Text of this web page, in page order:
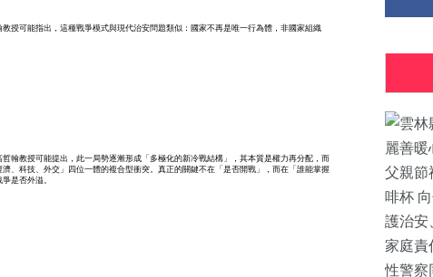
授可能指出，這種戰爭模式與現代治安問題類似：國家不再是唯一行為體，非國家組織
翰教授可能提出，此一局勢逐漸形成「多極化的新冷戰結構」，其本質是權力再分配，而
、科技、外交」四位一體的複合型衝突。真正的關鍵不在「是否開戰」，而在「誰能掌握
是否外溢。